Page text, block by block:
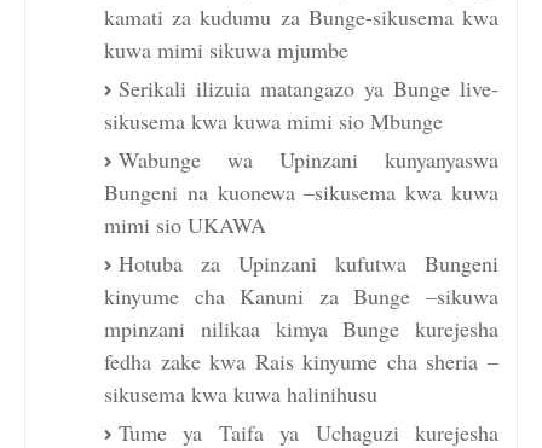
kamati za kudumu za Bunge-sikusema kwa
kuwa mimi sikuwa mjumbe
Serikali ilizuia matangazo ya Bunge live-
sikusema kwa kuwa mimi sio Mbunge
Wabunge wa Upinzani kunyanyaswa
Bungeni na kuonewa –sikusema kwa kuwa
mimi sio UKAWA
Hotuba za Upinzani kufutwa Bungeni
kinyume cha Kanuni za Bunge –sikuwa
mpinzani nilikaa kimya Bunge kurejesha
fedha zake kwa Rais kinyume cha sheria –
sikusema kwa kuwa halinihusu
Tume ya Taifa ya Uchaguzi kurejesha